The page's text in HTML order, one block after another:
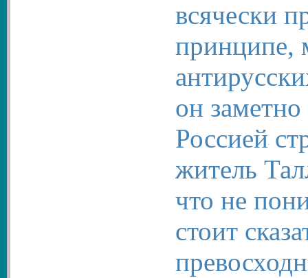
всячески
принципе,
он заметно
Россией
житель
что не
стоит